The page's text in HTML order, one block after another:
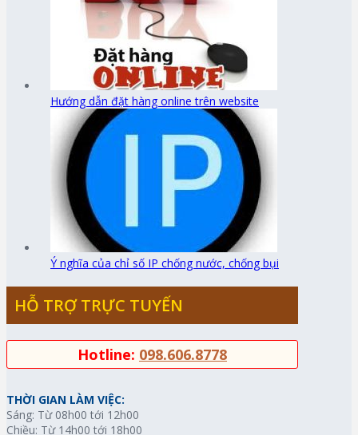
Hướng dẫn đặt hàng online trên website
Ý nghĩa của chỉ số IP chống nước, chống bụi
HỖ TRỢ TRỰC TUYẾN
Hotline: 098.606.8778
THỜI GIAN LÀM VIỆC:
Sáng: Từ 08h00 tới 12h00
Chiều: Từ 14h00 tới 18h00